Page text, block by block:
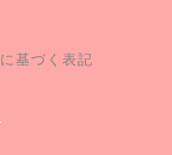
基づく表記